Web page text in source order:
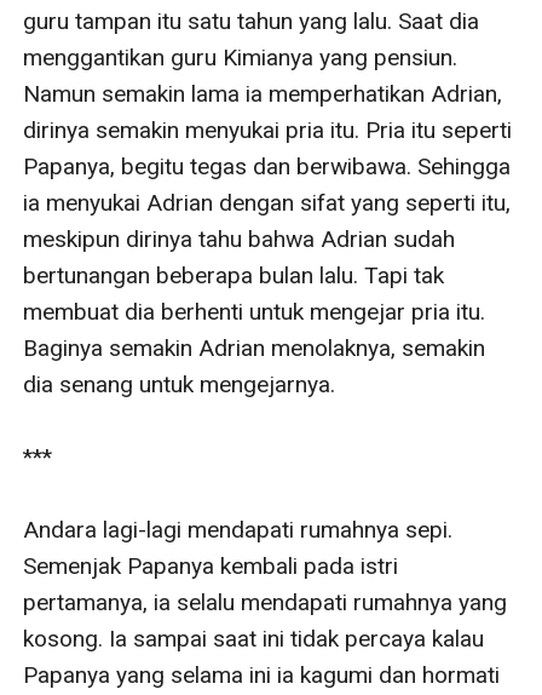
guru tampan itu satu tahun yang lalu. Saat dia
menggantikan guru Kimianya yang pensiun.
Namun semakin lama ia memperhatikan Adrian,
dirinya semakin menyukai pria itu. Pria itu seperti
Papanya, begitu tegas dan berwibawa. Sehingga
ia menyukai Adrian dengan sifat yang seperti itu,
meskipun dirinya tahu bahwa Adrian sudah
bertunangan beberapa bulan lalu. Tapi tak
membuat dia berhenti untuk mengejar pria itu.
Baginya semakin Adrian menolaknya, semakin
dia senang untuk mengejarnya.
***
Andara lagi-lagi mendapati rumahnya sepi.
Semenjak Papanya kembali pada istri
pertamanya, ia selalu mendapati rumahnya yang
kosong. Ia sampai saat ini tidak percaya kalau
Papanya yang selama ini ia kagumi dan hormati